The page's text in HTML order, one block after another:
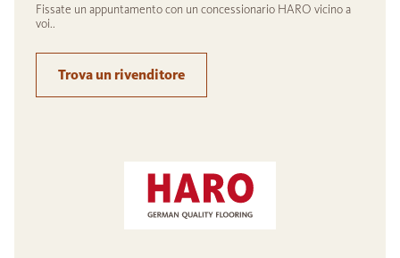
Fissate un appuntamento con un concessionario HARO vicino a
voi..
Trova un rivenditore